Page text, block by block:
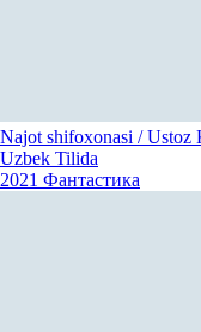
Najot shifoxonasi / Ustoz
Uzbek Tilida
2021 Фантастика